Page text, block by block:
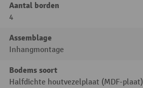
Aantal borden
4
Assemblage
Inhangmontage
Bodems soort
Halfdichte houtvezelplaat (MDF-plaat)